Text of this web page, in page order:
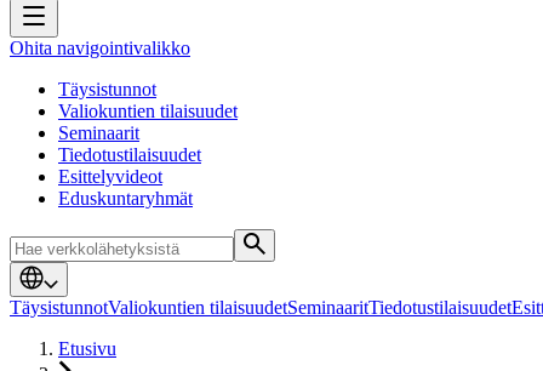
Ohita navigointivalikko
Täysistunnot
Valiokuntien tilaisuudet
Seminaarit
Tiedotustilaisuudet
Esittelyvideot
Eduskuntaryhmät
TäysistunnotValiokuntien tilaisuudetSeminaaritTiedotustilaisuudet
Etusivu